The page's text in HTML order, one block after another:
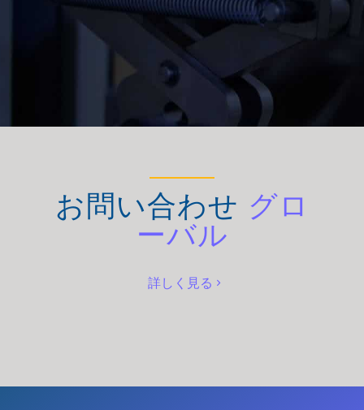
お問い合わせ グロ
ーバル
詳しく見る